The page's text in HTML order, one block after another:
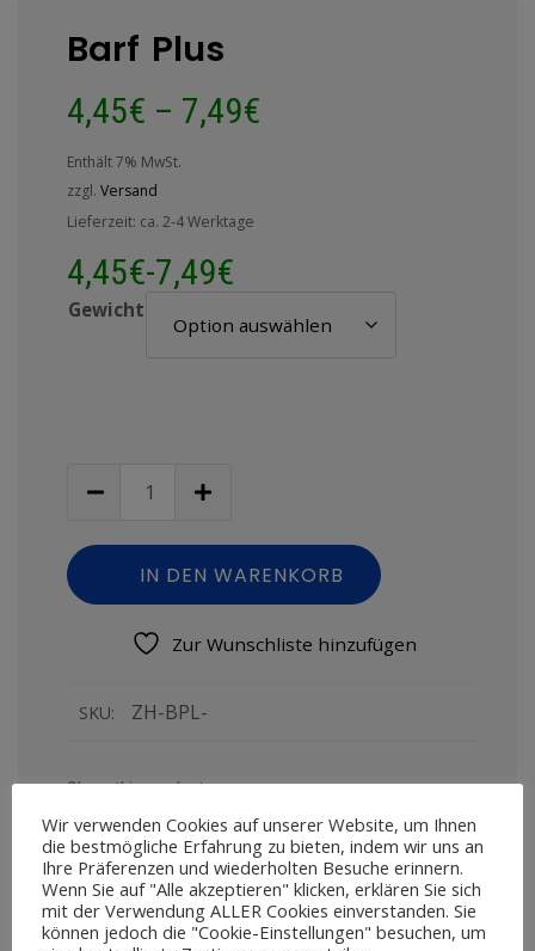
Barf Plus
4,45€ – 7,49€
Enthält 7% MwSt.
zzgl. Versand
Lieferzeit: ca. 2-4 Werktage
4,45€-7,49€
Gewicht
IN DEN WARENKORB
Zur Wunschliste hinzufügen
SKU: ZH-BPL-
Share this product
Wir verwenden Cookies auf unserer Website, um Ihnen
die bestmögliche Erfahrung zu bieten, indem wir uns an
Ihre Präferenzen und wiederholten Besuche erinnern.
Wenn Sie auf "Alle akzeptieren" klicken, erklären Sie sich
mit der Verwendung ALLER Cookies einverstanden. Sie
können jedoch die "Cookie-Einstellungen" besuchen, um